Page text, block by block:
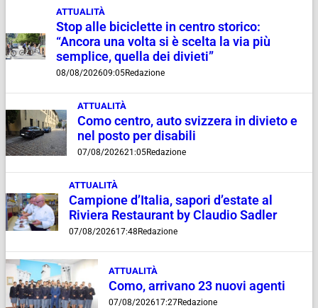
ATTUALITÀ
Stop alle biciclette in centro storico:
“Ancora una volta si è scelta la via più
semplice, quella dei divieti”
08/08/202609:05Redazione
ATTUALITÀ
Como centro, auto svizzera in divieto e
nel posto per disabili
07/08/202621:05Redazione
ATTUALITÀ
Campione d’Italia, sapori d’estate al
Riviera Restaurant by Claudio Sadler
07/08/202617:48 Redazione
ATTUALITÀ
Como, arrivano 23 nuovi agenti
07/08/202617:27Redazione